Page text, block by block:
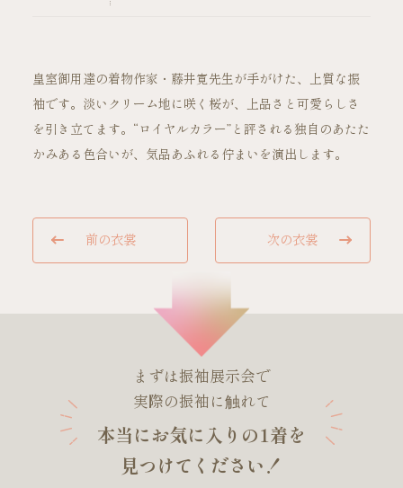
ご試着・見学予約
お問い合わせ
皇室御用達の着物作家・藤井寛先生が手がけた、上質な振
袖です。淡いクリーム地に咲く桜が、上品さと可愛らしさ
を引き立てます。“ロイヤルカラー”と評される独自のあたた
かみある色合いが、気品あふれる佇まいを演出します。
前の衣裳 次の衣裳
まずは振袖展示会で
実際の振袖に触れて
本当にお気に入りの1着を
見つけてください！